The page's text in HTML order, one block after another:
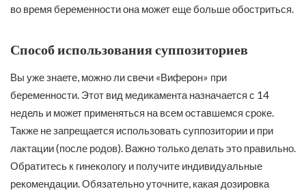
во время беременности она может еще больше обостриться.
Способ использования суппозиториев
Вы уже знаете, можно ли свечи «Виферон» при
беременности. Этот вид медикамента назначается с 14
недель и может применяться на всем оставшемся сроке.
Также не запрещается использовать суппозитории и при
лактации (после родов). Важно только делать это правильно.
Обратитесь к гинекологу и получите индивидуальные
рекомендации. Обязательно уточните, какая дозировка